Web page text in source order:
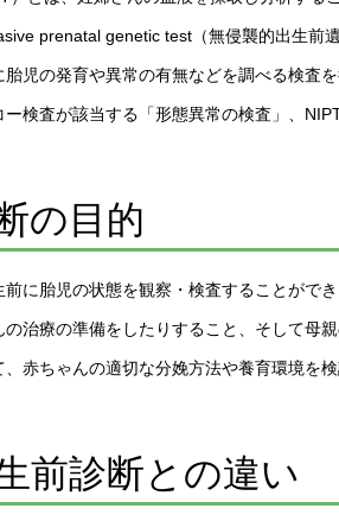
prenatal genetic test（無侵襲的出生前
児の発育や異常の有無などを調べる検査
検査が該当する「形態異常の検査」、
の目的
に胎児の状態を観察・検査することがで
の治療の準備をしたりすること、そして母
赤ちゃんの適切な分娩方法や養育環境を
前診断との違い